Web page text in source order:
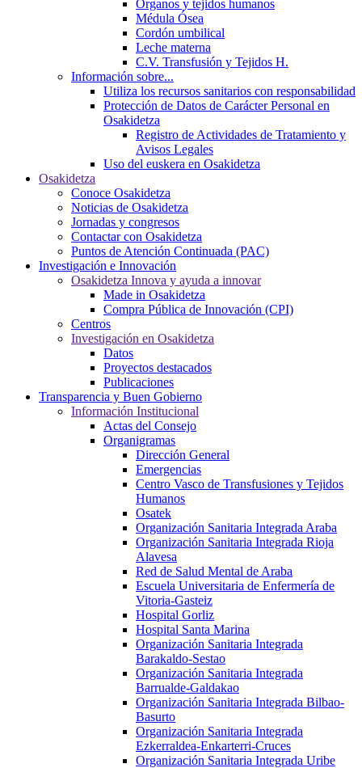
Órganos y tejidos humanos
Médula Ósea
Cordón umbilical
Leche materna
C.V. Transfusión y Tejidos H.
Información sobre...
Utiliza los recursos sanitarios con responsabilidad
Protección de Datos de Carácter Personal en
Osakidetza
Registro de Actividades de Tratamiento y
Avisos Legales
Uso del euskera en Osakidetza
Osakidetza
Conoce Osakidetza
Noticias de Osakidetza
Jornadas y congresos
Contactar con Osakidetza
Puntos de Atención Continuada (PAC)
Investigación e Innovación
Osakidetza Innova y ayuda a innovar
Made in Osakidetza
Compra Pública de Innovación (CPI)
Centros
Investigación en Osakidetza
Datos
Proyectos destacados
Publicaciones
Transparencia y Buen Gobierno
Información Institucional
Actas del Consejo
Organigramas
Dirección General
Emergencias
Centro Vasco de Transfusiones y Tejidos
Humanos
Osatek
Organización Sanitaria Integrada Araba
Organización Sanitaria Integrada Rioja
Alavesa
Red de Salud Mental de Araba
Escuela Universitaria de Enfermería de
Vitoria-Gasteiz
Hospital Gorliz
Hospital Santa Marina
Organización Sanitaria Integrada
Barakaldo-Sestao
Organización Sanitaria Integrada
Barrualde-Galdakao
Organización Sanitaria Integrada Bilbao-
Basurto
Organización Sanitaria Integrada
Ezkerraldea-Enkarterri-Cruces
Organización Sanitaria Integrada Uribe